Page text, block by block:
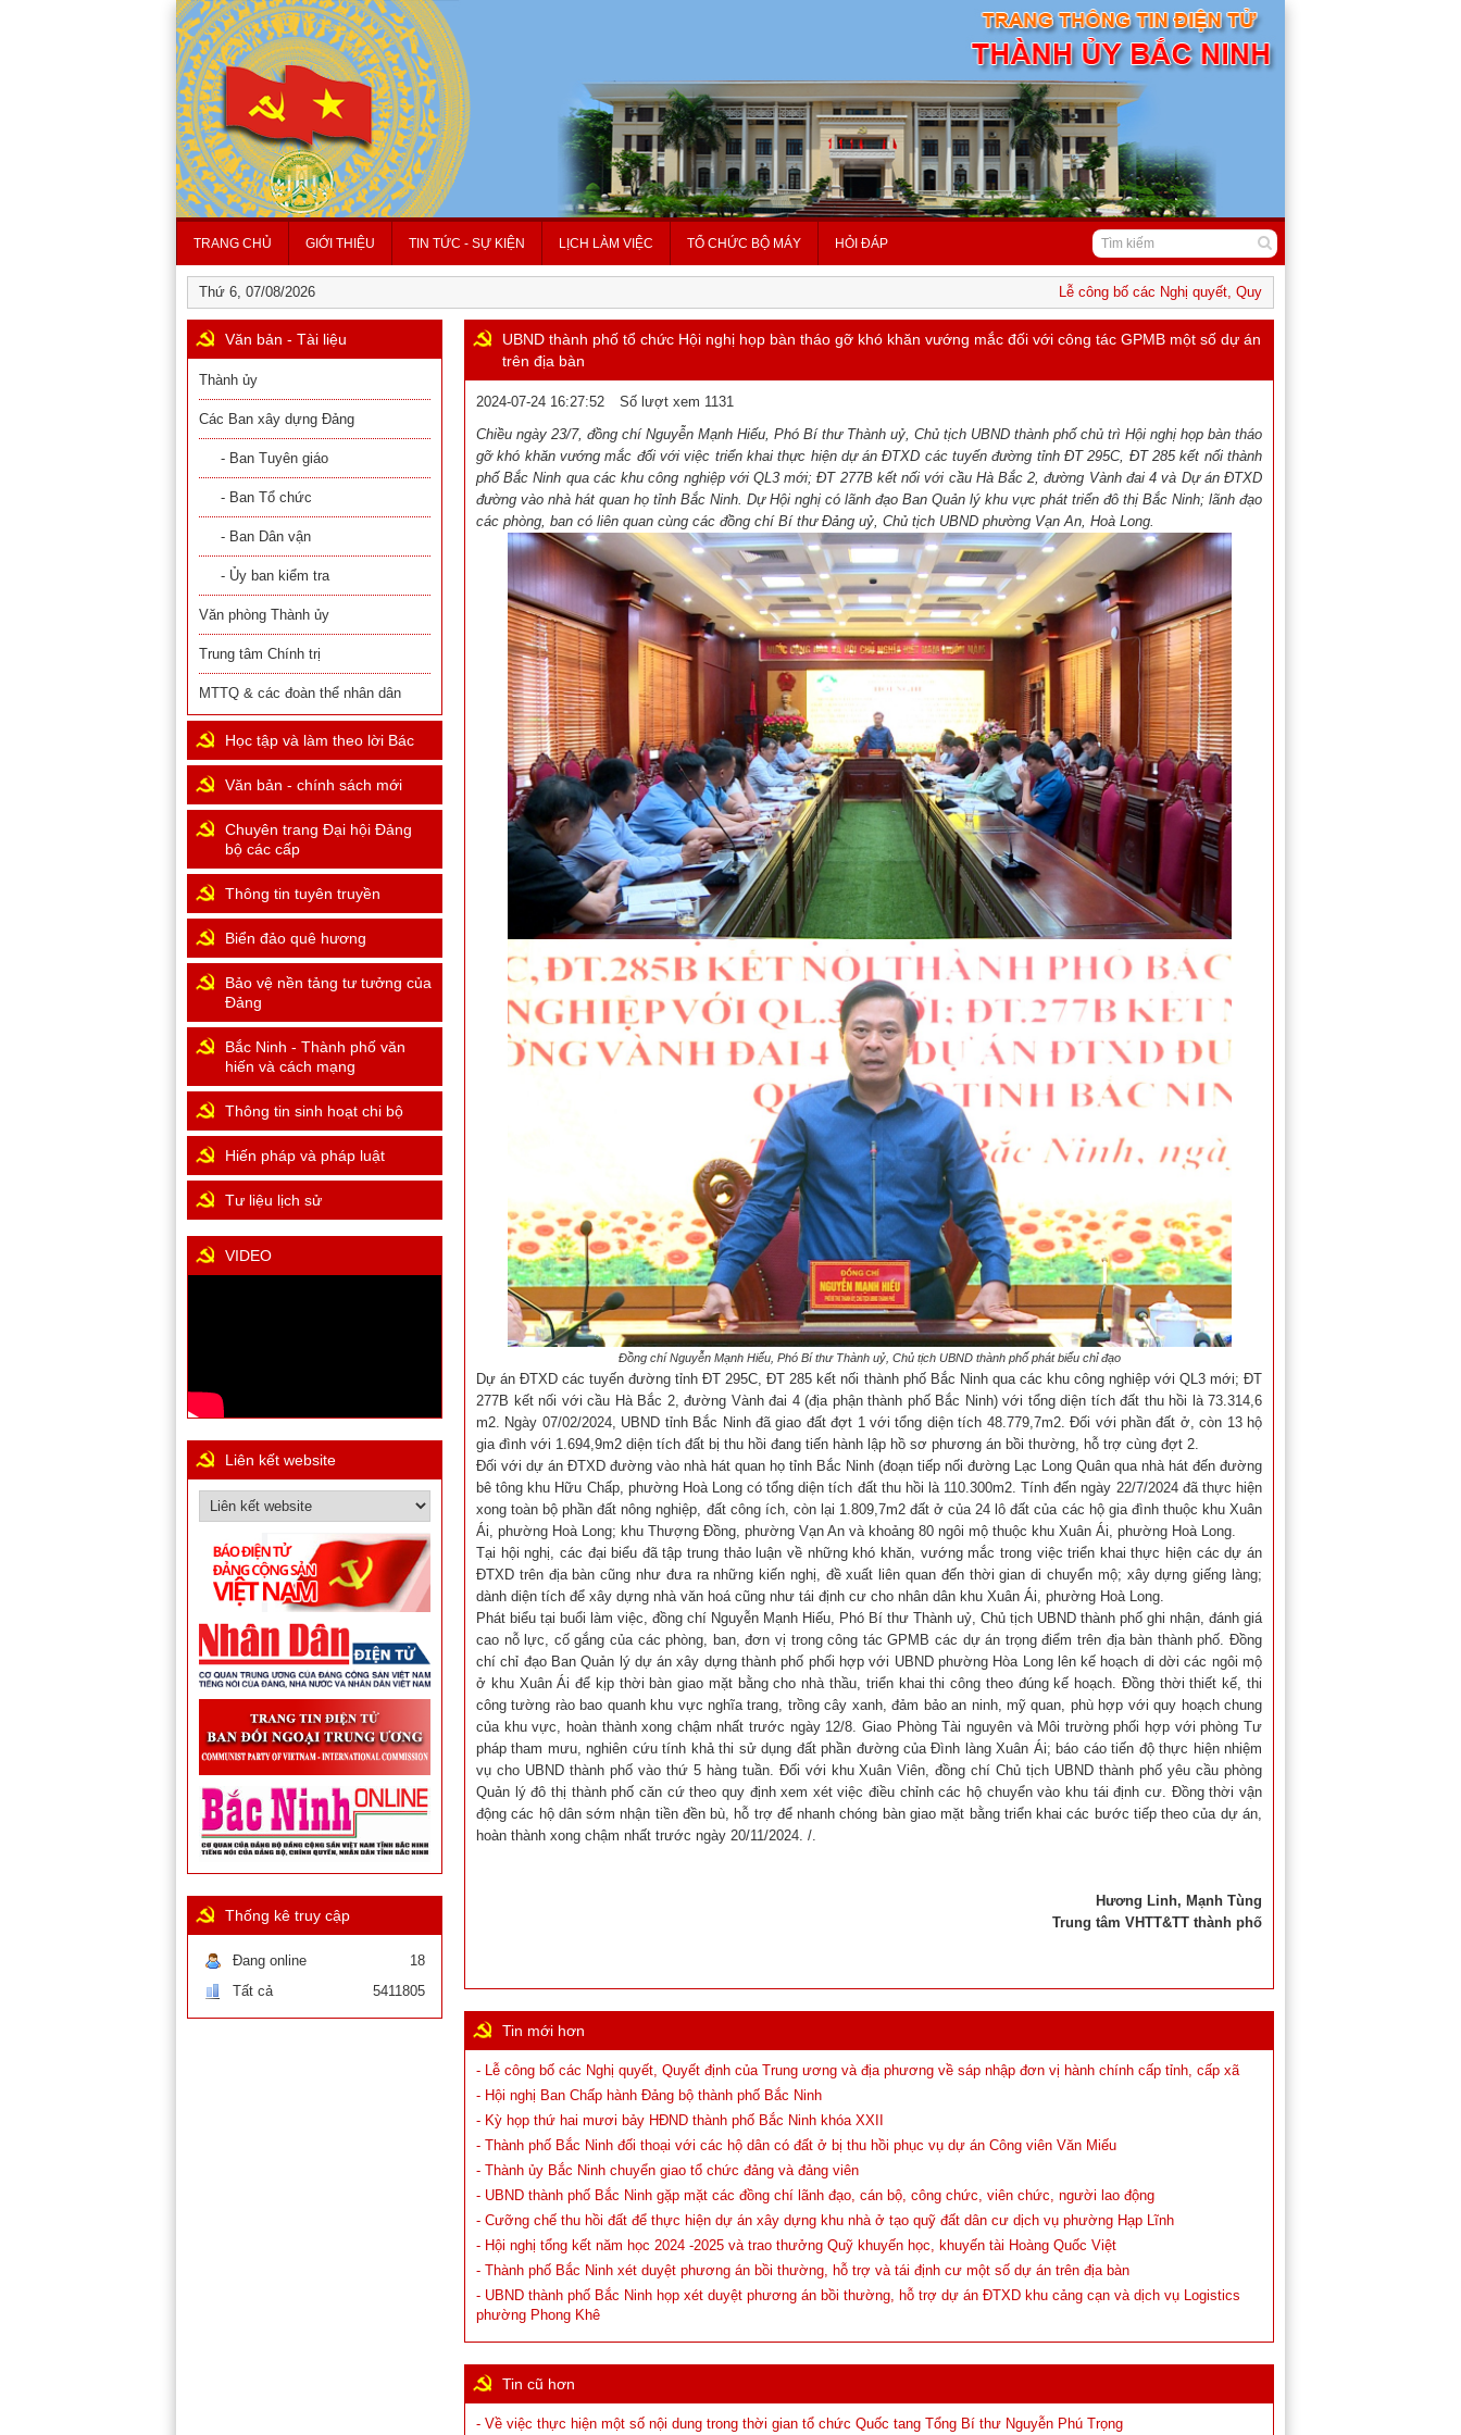
TRANG CHỦ GIỚI THIỆU TIN TỨC - SỰ KIỆN LỊCH LÀM VIỆC TỔ CHỨC BỘ MÁY HỎI ĐÁP
Thứ 6, 07/08/2026 Lễ công bố các Nghị quyết, Quyết định của Trung ương và địa
UBND thành phố tổ chức Hội nghị họp bàn tháo gỡ khó khăn vướng mắc đối với công tác GPMB một số dự án
trên địa bàn
2024-07-24 16:27:52
Số lượt xem 1131
Chiều ngày 23/7, đồng chí Nguyễn Mạnh Hiếu, Phó Bí thư Thành uỷ, Chủ tịch UBND thành phố chủ trì Hội nghị họp bàn tháo
gỡ khó khăn vướng mắc đối với việc triển khai thực hiện dự án ĐTXD các tuyến đường tỉnh ĐT 295C, ĐT 285 kết nối thành
phố Bắc Ninh qua các khu công nghiệp với QL3 mới; ĐT 277B kết nối với cầu Hà Bắc 2, đường Vành đai 4 và Dự án ĐTXD
đường vào nhà hát quan họ tỉnh Bắc Ninh. Dự Hội nghị có lãnh đạo Ban Quản lý khu vực phát triển đô thị Bắc Ninh; lãnh đạo
các phòng, ban có liên quan cùng các đồng chí Bí thư Đảng uỷ, Chủ tịch UBND phường Vạn An, Hoà Long.
Đồng chí Nguyễn Mạnh Hiếu, Phó Bí thư Thành uỷ, Chủ tịch UBND thành phố phát biểu chỉ đạo
Dự án ĐTXD các tuyến đường tỉnh ĐT 295C, ĐT 285 kết nối thành phố Bắc Ninh qua các khu công nghiệp với QL3 mới; ĐT
277B kết nối với cầu Hà Bắc 2, đường Vành đai 4 (địa phận thành phố Bắc Ninh) với tổng diện tích đất thu hồi là 73.314,6
m2. Ngày 07/02/2024, UBND tỉnh Bắc Ninh đã giao đất đợt 1 với tổng diện tích 48.779,7m2. Đối với phần đất ở, còn 13 hộ
gia đình với 1.694,9m2 diện tích đất bị thu hồi đang tiến hành lập hồ sơ phương án bồi thường, hỗ trợ cùng đợt 2.
Đối với dự án ĐTXD đường vào nhà hát quan họ tỉnh Bắc Ninh (đoạn tiếp nối đường Lạc Long Quân qua nhà hát đến đường
bê tông khu Hữu Chấp, phường Hoà Long có tổng diện tích đất thu hồi là 110.300m2. Tính đến ngày 22/7/2024 đã thực hiện
xong toàn bộ phần đất nông nghiệp, đất công ích, còn lại 1.809,7m2 đất ở của 24 lô đất của các hộ gia đình thuộc khu Xuân
Ái, phường Hoà Long; khu Thượng Đồng, phường Vạn An và khoảng 80 ngôi mộ thuộc khu Xuân Ái, phường Hoà Long.
Tại hội nghị, các đại biểu đã tập trung thảo luận về những khó khăn, vướng mắc trong việc triển khai thực hiện các dự án
ĐTXD trên địa bàn cũng như đưa ra những kiến nghị, đề xuất liên quan đến thời gian di chuyển mộ; xây dựng giếng làng;
dành diện tích để xây dựng nhà văn hoá cũng như tái định cư cho nhân dân khu Xuân Ái, phường Hoà Long.
Phát biểu tại buổi làm việc, đồng chí Nguyễn Mạnh Hiếu, Phó Bí thư Thành uỷ, Chủ tịch UBND thành phố ghi nhận, đánh giá
cao nỗ lực, cố gắng của các phòng, ban, đơn vị trong công tác GPMB các dự án trọng điểm trên địa bàn thành phố. Đồng
chí chỉ đạo Ban Quản lý dự án xây dựng thành phố phối hợp với UBND phường Hòa Long lên kế hoạch di dời các ngôi mộ
ở khu Xuân Ái để kịp thời bàn giao mặt bằng cho nhà thầu, triển khai thi công theo đúng kế hoạch. Đồng thời thiết kế, thi
công tường rào bao quanh khu vực nghĩa trang, trồng cây xanh, đảm bảo an ninh, mỹ quan, phù hợp với quy hoạch chung
của khu vực, hoàn thành xong chậm nhất trước ngày 12/8. Giao Phòng Tài nguyên và Môi trường phối hợp với phòng Tư
pháp tham mưu, nghiên cứu tính khả thi sử dụng đất phần đường của Đình làng Xuân Ái; báo cáo tiến độ thực hiện nhiệm
vụ cho UBND thành phố vào thứ 5 hàng tuần. Đối với khu Xuân Viên, đồng chí Chủ tịch UBND thành phố yêu cầu phòng
Quản lý đô thị thành phố căn cứ theo quy định xem xét việc điều chỉnh các hộ chuyển vào khu tái định cư. Đồng thời vận
động các hộ dân sớm nhận tiền đền bù, hỗ trợ để nhanh chóng bàn giao mặt bằng triển khai các bước tiếp theo của dự án,
hoàn thành xong chậm nhất trước ngày 20/11/2024. /.
Hương Linh, Mạnh Tùng
Trung tâm VHTT&TT thành phố
Tin mới hơn
- Lễ công bố các Nghị quyết, Quyết định của Trung ương và địa phương về sáp nhập đơn vị hành chính cấp tỉnh, cấp xã
- Hội nghị Ban Chấp hành Đảng bộ thành phố Bắc Ninh
- Kỳ họp thứ hai mươi bảy HĐND thành phố Bắc Ninh khóa XXII
- Thành phố Bắc Ninh đối thoại với các hộ dân có đất ở bị thu hồi phục vụ dự án Công viên Văn Miếu
- Thành ủy Bắc Ninh chuyển giao tổ chức đảng và đảng viên
- UBND thành phố Bắc Ninh gặp mặt các đồng chí lãnh đạo, cán bộ, công chức, viên chức, người lao động
- Cưỡng chế thu hồi đất để thực hiện dự án xây dựng khu nhà ở tạo quỹ đất dân cư dịch vụ phường Hạp Lĩnh
- Hội nghị tổng kết năm học 2024 -2025 và trao thưởng Quỹ khuyến học, khuyến tài Hoàng Quốc Việt
- Thành phố Bắc Ninh xét duyệt phương án bồi thường, hỗ trợ và tái định cư một số dự án trên địa bàn
- UBND thành phố Bắc Ninh họp xét duyệt phương án bồi thường, hỗ trợ dự án ĐTXD khu cảng cạn và dịch vụ Logistics
phường Phong Khê
Tin cũ hơn
- Về việc thực hiện một số nội dung trong thời gian tổ chức Quốc tang Tổng Bí thư Nguyễn Phú Trọng
Văn bản - Tài liệu
Thành ủy
Các Ban xây dựng Đảng
- Ban Tuyên giáo
- Ban Tổ chức
- Ban Dân vận
- Ủy ban kiểm tra
Văn phòng Thành ủy
Trung tâm Chính trị
MTTQ & các đoàn thể nhân dân
Học tập và làm theo lời Bác
Văn bản - chính sách mới
Chuyên trang Đại hội Đảng
bộ các cấp
Thông tin tuyên truyền
Biển đảo quê hương
Bảo vệ nền tảng tư tưởng của
Đảng
Bắc Ninh - Thành phố văn
hiến và cách mạng
Thông tin sinh hoạt chi bộ
Hiến pháp và pháp luật
Tư liệu lịch sử
VIDEO
Liên kết website
Thống kê truy cập
Đang online
18
Tất cả
5411805